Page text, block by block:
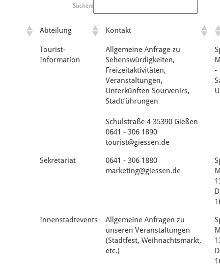
Suchen:
Abteilung Kontakt
Tourist-
Information
Allgemeine Anfrage zu
Sehenswürdigkeiten,
Freizeitaktivitäten,
Veranstaltungen,
Unterkünften Sourvenirs,
Stadtführungen
Schulstraße 4 35390 Gießen
0641 - 306 1890
tourist@giessen.de
-
Sekretariat
0641 - 306 1880
marketing@giessen.de
Innenstadtevents
Allgemeine Anfragen zu
unseren Veranstaltungen
(Stadtfest, Weihnachtsmarkt,
etc.)